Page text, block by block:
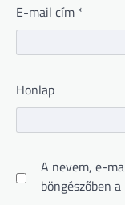
E-mail cím *
Honlap
A nevem, e-
böngészőben